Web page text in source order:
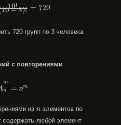
10!
10−3)! = 720
720 групп по 3 человека
c повторениями
m
n
= nm
nm
из n
n элементов по
содержать любой элемент